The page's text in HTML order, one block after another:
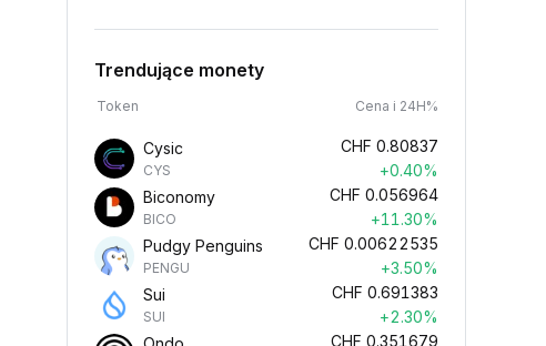
Trendujące monety
Token Cena i 24H%
Cysic
CYS
CHF 0.80837
+0.40%
Biconomy
BICO
CHF 0.056964
+11.30%
Pudgy Penguins
PENGU
CHF 0.00622535
+3.50%
Sui
SUI
CHF 0.691383
+2.30%
CHF 0.351679